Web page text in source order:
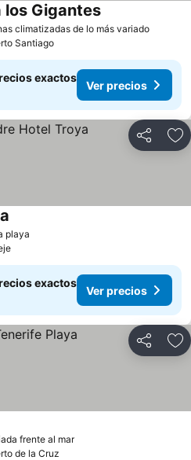
climatizadas de lo más variadoVer
los GigantesVer precios
Santiago
exactos
Ver precios
Compartir
playa
exactos
Ver precios
Compartir
frente al marVer precios
de la Cruz